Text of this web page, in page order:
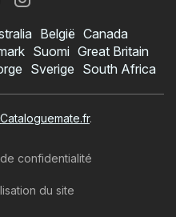
België Canada
Suomi Great Britain
Sverige South Africa
Cataloguemate.fr.
confidentialité
du site